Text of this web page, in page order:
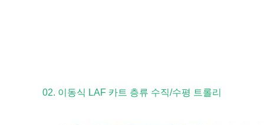
02. 이동식 LAF 카트 층류 수직/수평 트롤리